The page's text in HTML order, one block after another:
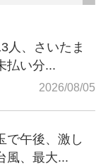
人、さいたま
払い分...
2026/08/05
午後、激し
、最大...